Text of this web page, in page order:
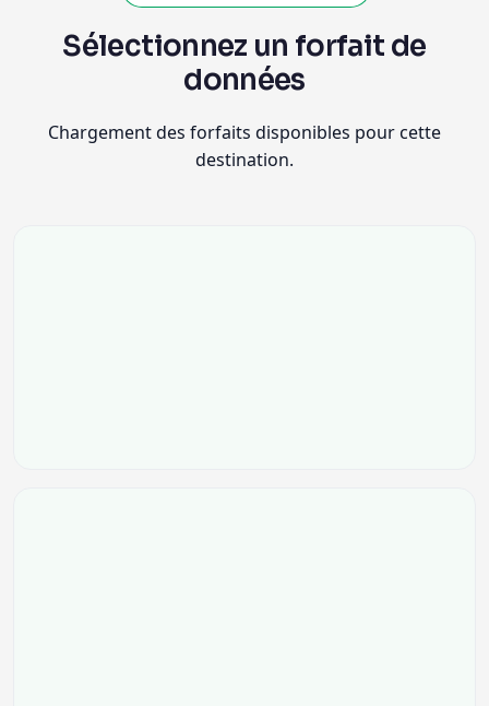
Sélectionnez un forfait de
données
Chargement des forfaits disponibles pour cette
destination.